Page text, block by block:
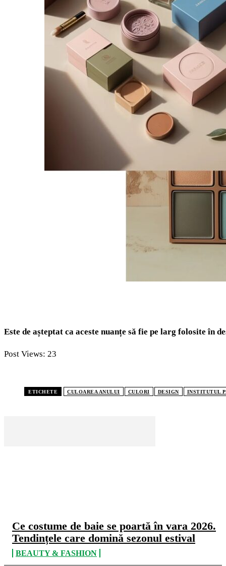
Ce costume de baie se poartă în vara 2026.
Tendințele care domină sezonul estival
BEAUTY & FASHION
Este de așteptat ca aceste nuanțe să fie pe larg folosite în
Post Views: 23
ETICHETE CULOAREA ANULUI CULORI DESIGN INSTITUTUL